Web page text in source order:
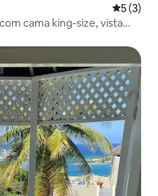
5 de
5 (3)
cama king-size, vista